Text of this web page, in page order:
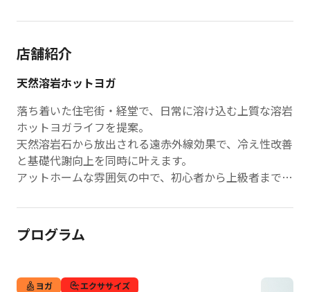
店舗紹介
天然溶岩ホットヨガ
落ち着いた住宅街・経堂で、日常に溶け込む上質な溶岩
ホットヨガライフを提案。
天然溶岩石から放出される遠赤外線効果で、冷え性改善
と基礎代謝向上を同時に叶えます。
アットホームな雰囲気の中で、初心者から上級者まで自
駅からのアクセスも良好で、地域密着型スタジオならで
はの温かいコミュニティが魅力。
内臓機能の活性化とストレス解消効果で、心身ともにバ
プログラム
ヨガ エクササイズ